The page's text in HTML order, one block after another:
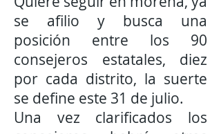
se afilio y busca una
posición entre los 90
consejeros estatales, diez
por cada distrito, la suerte
se define este 31 de julio.
Una vez clarificados los